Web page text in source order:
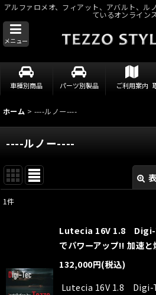
アルファロメオ、フィアット、アバルト、ル
ているオンライン
メニュー
車種別商品 パーツ別製品 ご利用案内
ホーム > ----ルノー----
----ルノー----
1件
Lutecia 16V 1.8 Digi-
でパワーアップ!! 加速
132,000円(税込)
Lutecia 16V 1.8 Digi-